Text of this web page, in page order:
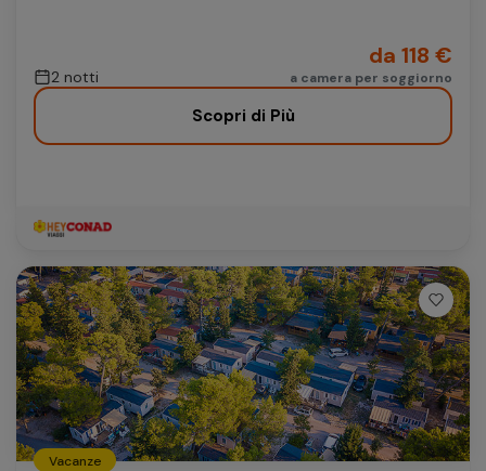
2 notti
da 118 €
a camera per soggiorno
Scopri di Più
Vacanze